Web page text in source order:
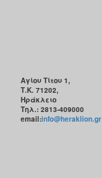
Αγίου Τίτου 1,
Τ.Κ. 71202,
Ηράκλειο
Τηλ.: 2813-409000
email:info@heraklion.gr